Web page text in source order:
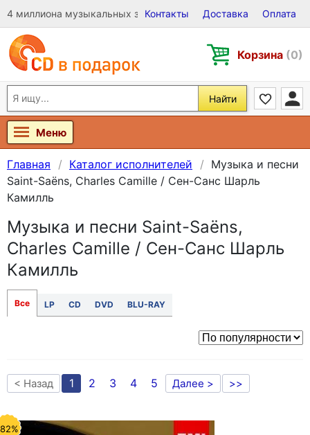
4 миллиона музыкальных записей на Виниле, CD и DVD
Контакты Доставка Оплата
Корзина (0)
Найти
Меню
Главная Каталог исполнителей
Музыка и песни
Saint-Saëns, Charles Camille / Сен-Санс Шарль
Камилль
Музыка и песни Saint-Saëns,
Charles Camille / Сен-Санс Шарль
Камилль
Все LP CD DVD BLU-RAY
< Назад 1 2 3 4 5 Далее > >>